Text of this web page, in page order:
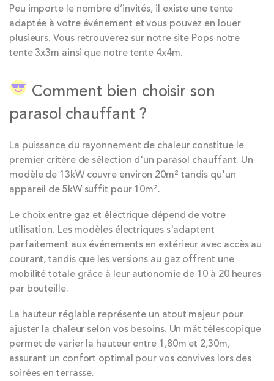
Peu importe le nombre d’invités, il existe une tente
adaptée à votre événement et vous pouvez en louer
plusieurs. Vous retrouverez sur notre site Pops notre
tente 3x3m ainsi que notre tente 4x4m.
Comment bien choisir son
parasol chauffant ?
La puissance du rayonnement de chaleur constitue le
premier critère de sélection d'un parasol chauffant. Un
modèle de 13kW couvre environ 20m² tandis qu'un
appareil de 5kW suffit pour 10m².
Le choix entre gaz et électrique dépend de votre
utilisation. Les modèles électriques s'adaptent
parfaitement aux événements en extérieur avec accès au
courant, tandis que les versions au gaz offrent une
mobilité totale grâce à leur autonomie de 10 à 20 heures
par bouteille.
La hauteur réglable représente un atout majeur pour
ajuster la chaleur selon vos besoins. Un mât télescopique
permet de varier la hauteur entre 1,80m et 2,30m,
assurant un confort optimal pour vos convives lors des
soirées en terrasse.